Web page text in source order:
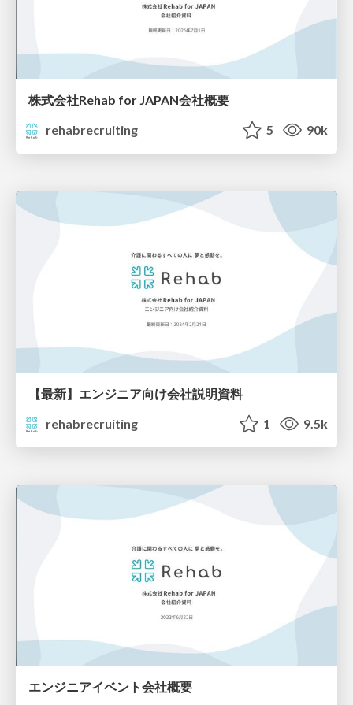
株式会社Rehab for JAPAN会社概要
rehabrecruiting
5 90k
【最新】エンジニア向け会社説明資料
rehabrecruiting
1 9.5k
エンジニアイベント会社概要